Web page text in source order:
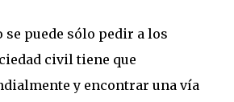
puede sólo pedir a los
civil tiene que
y encontrar una vía